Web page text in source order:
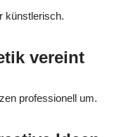
künstlerisch.
vereint
professionell um.